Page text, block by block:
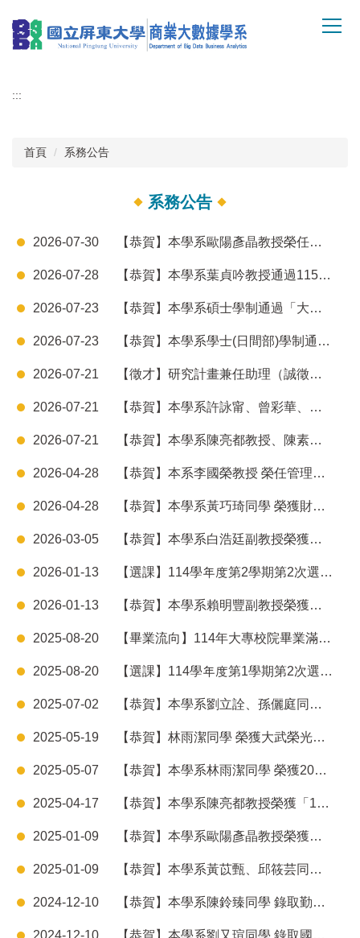
到
主
容
:::
首頁 系務公告
系務公告
2026-07-30 【恭賀】本學系歐陽彥晶教授榮任國立屏東大學學術副校長
2026-07-28 【恭賀】本學系葉貞吟教授通過115年國科會專題研究計畫
2026-07-23 【恭賀】本學系碩士學制通過「大專校院教學品保服務計畫」評鑑
2026-07-23 【恭賀】本學系學士(日間部)學制通過「大專校院教學品保服務計畫」評鑑
2026-07-21 【徵才】研究計畫兼任助理（誠徵在學博士生）
2026-07-21 【恭賀】本學系許詠甯、曾彩華、謝泓芸同學通過115年國科會大專生研究計畫
2026-07-21 【恭賀】本學系陳亮都教授、陳素雯副教授榮獲教育部115年教學實踐研究計畫
2026-04-28 【恭賀】本系李國榮教授 榮任管理學院院長
2026-04-28 【恭賀】本學系黃巧琦同學 榮獲財團法人電腦技能基金會 114學年度獎學金榮譽
2026-03-05 【恭賀】本學系白浩廷副教授榮獲「2026年度美國國務院傅爾布萊特資深學者研究獎」
2026-01-13 【選課】114學年度第2學期第2次選課注意事項及人工特殊選課處理時間
2026-01-13 【恭賀】本學系賴明豐副教授榮獲「114年度產學合作績優教師」
2025-08-20 【畢業流向】114年大專校院畢業滿一年、滿三年、滿五年流向追踨問卷調查
2025-08-20 【選課】114學年度第1學期第2次選課注意事項及人工特殊選課處理時間
2025-07-02 【恭賀】本學系劉立詮、孫儷庭同學 通過「114年度國科會大專學生研究計畫」
2025-05-19 【恭賀】林雨潔同學 榮獲大武榮光獎(屏大之光)
2025-05-07 【恭賀】本學系林雨潔同學 榮獲2025全國大專校院運動會游泳項目三金
2025-04-17 【恭賀】本學系陳亮都教授榮獲「114年度補助本校教師執行國科會徵件議題先導型學術研究計畫」
2025-01-09 【恭賀】本學系歐陽彥晶教授榮獲「113年度研究績優教師」
2025-01-09 【恭賀】本學系黃苡甄、邱筱芸同學 榮獲2024年第四屆大數據精準行銷盃佳作，指導老師葉貞吟教授
2024-12-10 【恭賀】本學系陳鈴臻同學 錄取勤業眾信聯合會計師事務所
2024-12-10 【恭賀】本學系劉又瑄同學 錄取國立中央大學永續領導力碩士學位學程